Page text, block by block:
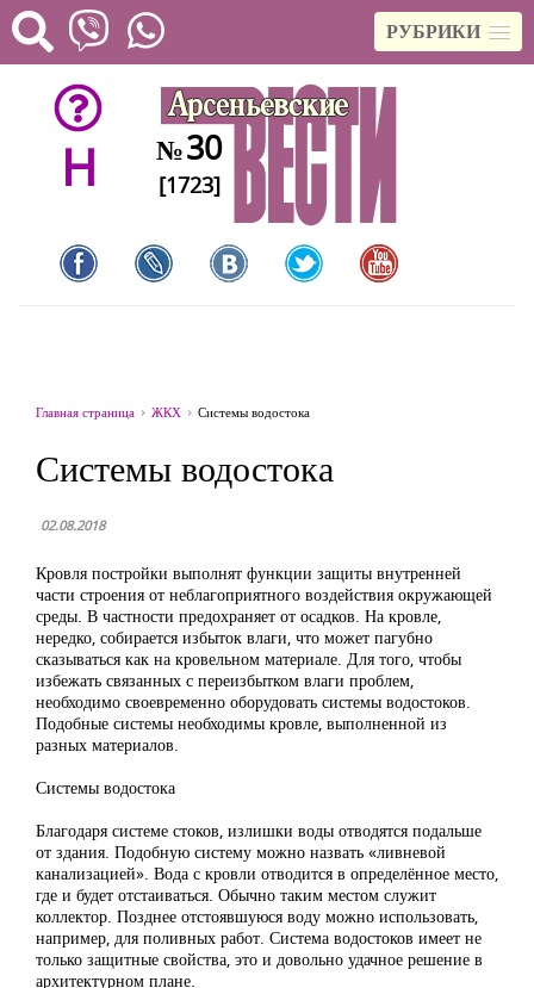
РУБРИКИ
H №30
[1723]
Главная страница ЖКХ Системы водостока
Системы водостока
02.08.2018
Кровля постройки выполнят функции защиты внутренней
части строения от неблагоприятного воздействия окружающей
среды. В частности предохраняет от осадков. На кровле,
нередко, собирается избыток влаги, что может пагубно
сказываться как на кровельном материале. Для того, чтобы
избежать связанных с переизбытком влаги проблем,
необходимо своевременно оборудовать системы водостоков.
Подобные системы необходимы кровле, выполненной из
разных материалов.
Системы водостока
Благодаря системе стоков, излишки воды отводятся подальше
от здания. Подобную систему можно назвать «ливневой
канализацией». Вода с кровли отводится в определённое место,
где и будет отстаиваться. Обычно таким местом служит
коллектор. Позднее отстоявшуюся воду можно использовать,
например, для поливных работ. Система водостоков имеет не
только защитные свойства, это и довольно удачное решение в
архитектурном плане.